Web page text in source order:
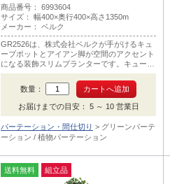
商品番号： 6993604
サイズ： 幅400×奥行400×高さ1350m
メーカー： ベルク
GR2526は、株式会社ベルクが手がけるキュ
ーブポットとアイアン脚が空間のアクセント
になる装飾スリムプランターです。キューブ
色はダーク木目でフェイクグリーン部メイン
はアグラオネマです。
数量：
お届けまでの目安： 5 ～ 10 営業日
パーテーション・間仕切り
グリーンパーテ
ーション / 植物パーテーション
送料無料 組立品